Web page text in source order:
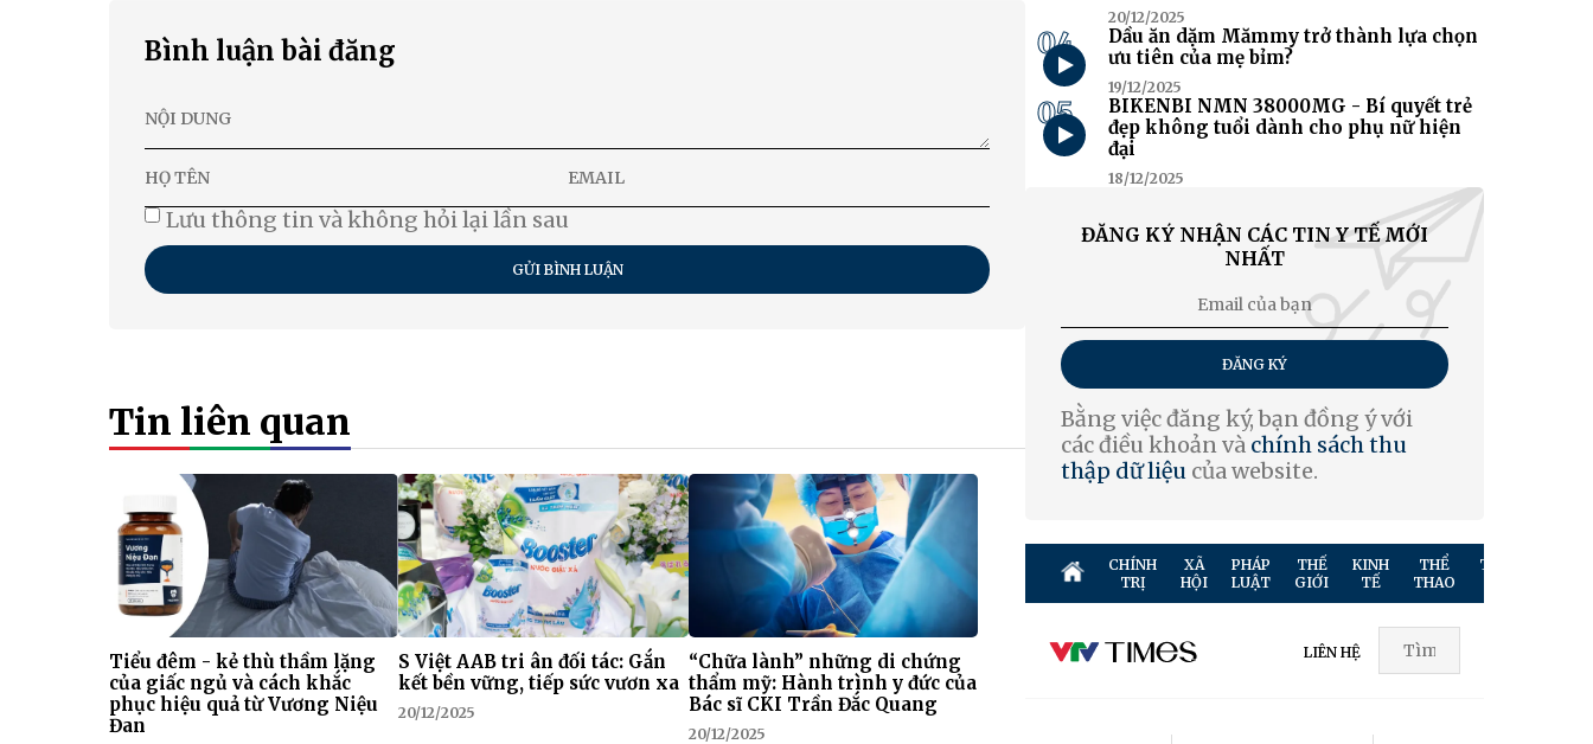
Bình luận bài đăng
Lưu thông tin và không hỏi lại lần sau
GỬI BÌNH LUẬN
Tin liên quan
Tiểu đêm - kẻ thù thầm lặng
của giấc ngủ và cách khắc
phục hiệu quả từ Vương Niệu
Đan
S Việt AAB tri ân đối tác: Gắn
kết bền vững, tiếp sức vươn xa
20/12/2025
“Chữa lành” những di chứng
thẩm mỹ: Hành trình y đức của
Bác sĩ CKI Trần Đắc Quang
20/12/2025
20/12/2025
04
Dầu ăn dặm Mămmy trở thành lựa chọn
ưu tiên của mẹ bỉm?
19/12/2025
05
BIKENBI NMN 38000MG - Bí quyết trẻ
đẹp không tuổi dành cho phụ nữ hiện
đại
18/12/2025
ĐĂNG KÝ NHẬN CÁC TIN Y TẾ MỚI
NHẤT
ĐĂNG KÝ
Bằng việc đăng ký, bạn đồng ý với
các điều khoản và chính sách thu
thập dữ liệu của website.
CHÍNH
TRỊ
XÃ
HỘI
PHÁP
LUẬT
THẾ
GIỚI
KINH
TẾ
THỂ
THAO
TRUYỀN
LIÊN HỆ